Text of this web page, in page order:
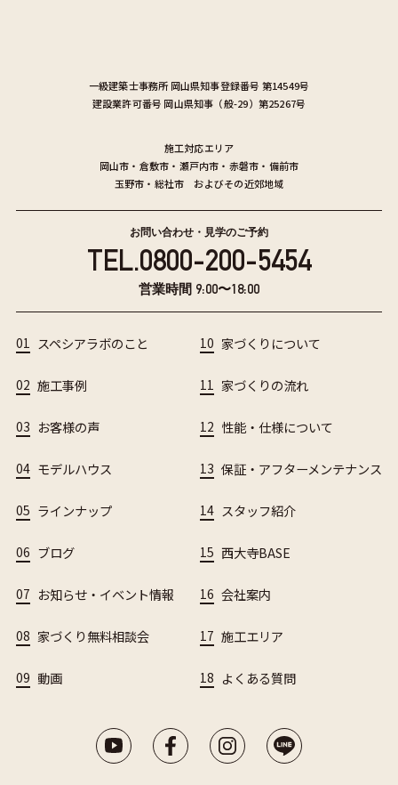
一級建築士事務所 岡山県知事登録番号 第14549号
建設業許可番号 岡山県知事（般-29）第25267号
施工対応エリア
岡山市 ・ 倉敷市 ・ 瀬戸内市 ・ 赤磐市 ・ 備前市
玉野市 ・ 総社市 およびその近郊地域
お問い合わせ・見学のご予約
TEL.0800-200-5454
営業時間 9:00〜18:00
01 スペシアラボのこと
02 施工事例
03 お客様の声
04 モデルハウス
05 ラインナップ
06 ブログ
07 お知らせ・イベント情報
08 家づくり無料相談会
09 動画
10 家づくりについて
11 家づくりの流れ
12 性能・仕様について
13 保証・アフターメンテナンス
14 スタッフ紹介
15 西大寺BASE
16 会社案内
17 施工エリア
18 よくある質問